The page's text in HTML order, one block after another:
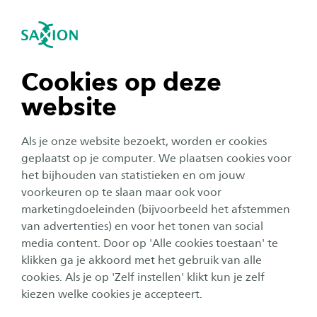
Cookies op deze
website
Als je onze website bezoekt, worden er cookies
geplaatst op je computer. We plaatsen cookies voor
het bijhouden van statistieken en om jouw
voorkeuren op te slaan maar ook voor
marketingdoeleinden (bijvoorbeeld het afstemmen
van advertenties) en voor het tonen van social
media content. Door op 'Alle cookies toestaan' te
klikken ga je akkoord met het gebruik van alle
cookies. Als je op 'Zelf instellen' klikt kun je zelf
kiezen welke cookies je accepteert.
Navigatie openen
tonen
tonen
tonen
tonen
sluiten
Ad Pedagogisch Educatief Professional
Subnavigatie tonen
Kosten
Voor een opleiding in het hoger onderwijs
betaal je jaarlijks het wettelijk collegegeld of
instellingscollegegeld, afhankelijk van je
persoonlijke situatie en studieverleden.
Collegejaar 2025-2026
Wettelijk
collegegeld
€ 2.601
Voor het boekenpakket van de ad PEP betaal je
ongeveer € 330. Deze boeken gebruik je tijdens de hele
opleiding.